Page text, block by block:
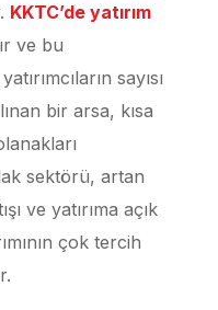
KKTC’de yatırım
ve bu
sayısı
bir arsa, kısa
sektörü, artan
ve yatırıma açık
çok tercih